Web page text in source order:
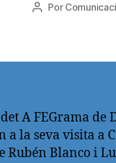
Autor
Por
A FEGrama
a la seva visita a
Rubén Blanco i